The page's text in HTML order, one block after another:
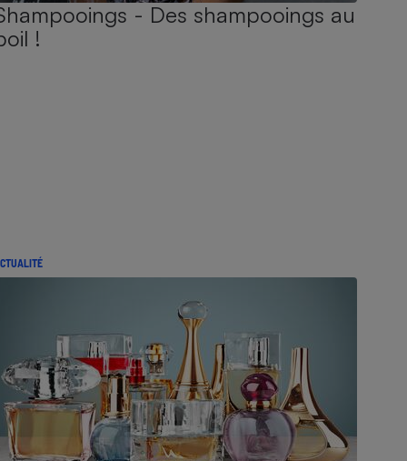
- Des shampooings au
!